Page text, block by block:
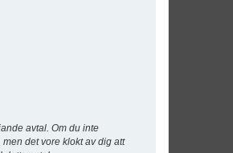
avtal. Om du inte
det vore klokt av dig att